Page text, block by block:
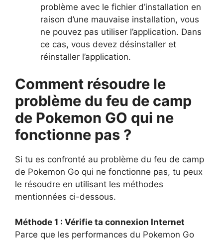
problème avec le fichier d’installation en
raison d’une mauvaise installation, vous
ne pouvez pas utiliser l’application. Dans
ce cas, vous devez désinstaller et
réinstaller l’application.
Comment résoudre le
problème du feu de camp
de Pokemon GO qui ne
fonctionne pas ?
Si tu es confronté au problème du feu de camp
de Pokemon Go qui ne fonctionne pas, tu peux
le résoudre en utilisant les méthodes
mentionnées ci-dessous.
Méthode 1 : Vérifie ta connexion Internet
Parce que les performances du Pokemon Go